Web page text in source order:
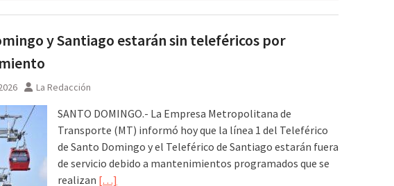
y Santiago estarán sin teleféricos por
La Redacción
SANTO DOMINGO.- La Empresa Metropolitana de
Transporte (MT) informó hoy que la línea 1 del Teleférico
de Santo Domingo y el Teleférico de Santiago estarán fuera
de servicio debido a mantenimientos programados que se
realizan […]